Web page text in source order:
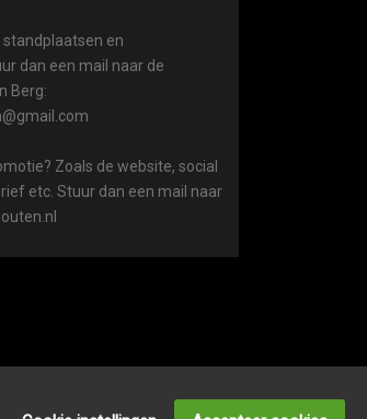
standplaatsen en
dan een mail naar de
Berg:
Zoals de website, social
etc. Stuur dan een mail naar